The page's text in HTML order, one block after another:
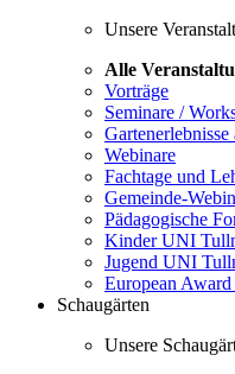
Unsere
Alle
Vorträge
Seminare /
Webinare
Fachtage und
Gemeinde-
Pädagogische
Kinder UNI
Jugend UNI
European
Schaugärten
Unsere